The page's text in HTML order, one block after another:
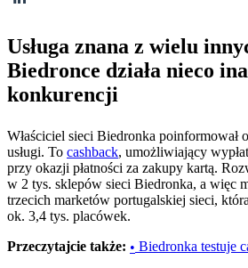
Usługa znana z wielu
Biedronce działa nieco
konkurencji
Właściciel sieci Biedronka poinformował
usługi. To cashback, umożliwiający
przy okazji płatności za zakupy kartą.
w 2 tys. sklepów sieci Biedronka, a więc
trzecich marketów portugalskiej sieci,
ok. 3,4 tys. placówek.
Przeczytajcie także: • Biedronka testuje